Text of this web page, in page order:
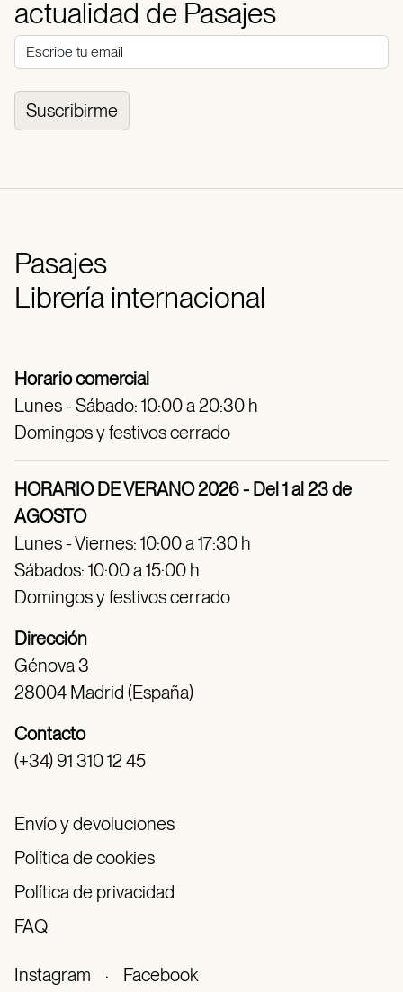
actualidad de Pasajes
Suscribirme
Pasajes
Librería internacional
Horario comercial
Lunes - Sábado: 10:00 a 20:30 h
Domingos y festivos cerrado
HORARIO DE VERANO 2026 - Del 1 al 23 de
AGOSTO
Lunes - Viernes: 10:00 a 17:30 h
Sábados: 10:00 a 15:00 h
Domingos y festivos cerrado
Dirección
Génova 3
28004 Madrid (España)
Contacto
(+34) 91 310 12 45
Envío y devoluciones
Política de cookies
Política de privacidad
FAQ
Instagram · Facebook